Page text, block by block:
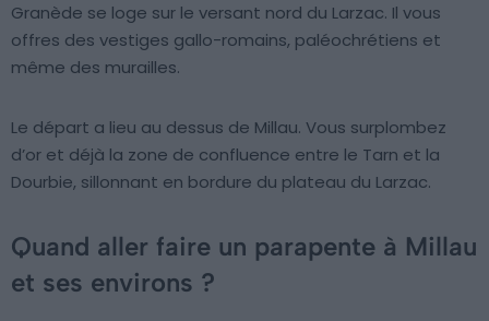
Granède se loge sur le versant nord du Larzac. Il vous
offres des vestiges gallo-romains, paléochrétiens et
même des murailles.
Le départ a lieu au dessus de Millau. Vous surplombez
d’or et déjà la zone de confluence entre le Tarn et la
Dourbie, sillonnant en bordure du plateau du Larzac.
Quand aller faire un parapente à Millau
et ses environs ?